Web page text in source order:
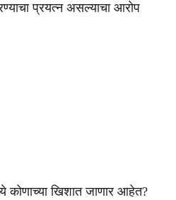
प्रयत्न असल्याचा आरोप
कोणाच्या खिशात जाणार आहेत?